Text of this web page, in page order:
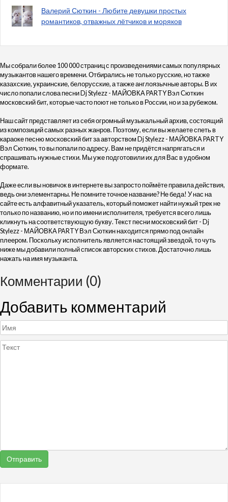
Валерий Сюткин - Любите девушки простых
романтиков, отважных лётчиков и моряков
Мы собрали более 100 000 страниц с произведениями самых популярных
музыкантов нашего времени. Отбирались не только русские, но также
казахские, украинские, белорусские, а также англоязычные авторы. В их
число попали слова песни Dj Stylezz - МАЙОВКА PARTY Вэл Сюткин
московский бит, которые часто поют не только в России, но и за рубежом.
Наш сайт представляет из себя огромный музыкальный архив, состоящий
из композиций самых разных жанров. Поэтому, если вы желаете спеть в
караоке песню московский бит за авторством Dj Stylezz - МАЙОВКА PARTY
Вэл Сюткин, то вы попали по адресу. Вам не придётся напрягаться и
спрашивать нужные стихи. Мы уже подготовили их для Вас в удобном
формате.
Даже если вы новичок в интернете вы запросто поймёте правила действия,
ведь они элементарны. Не помните точное название? Не беда! У нас на
сайте есть алфавитный указатель, который поможет найти нужый трек не
только по названию, но и по имени исполнителя, требуется всего лишь
кликнуть на соответствующую букву. Текст песни московский бит - Dj
Stylezz - МАЙОВКА PARTY Вэл Сюткин находится прямо под онлайн
плеером. Поскольку исполнитель является настоящий звездой, то чуть
ниже мы добавили полный список авторских стихов. Достаточно лишь
нажать на имя музыканта.
Комментарии (0)
Добавить комментарий